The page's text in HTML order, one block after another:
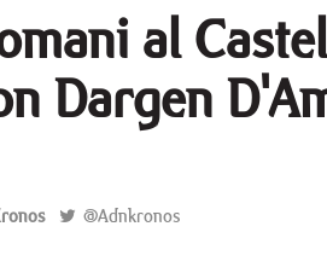
al
Dargen
@Adnkronos